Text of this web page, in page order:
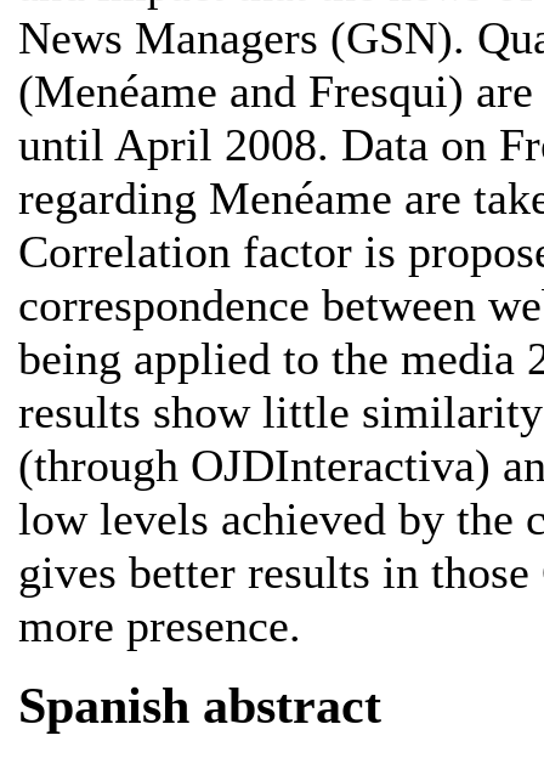
News Managers (GSN).
(Menéame and Fresqui)
until April 2008. Data on
regarding Menéame are
Correlation factor is
correspondence between
being applied to the media
results show little
(through OJDInteractiva)
low levels achieved by the
gives better results in
more presence.
Spanish abstract